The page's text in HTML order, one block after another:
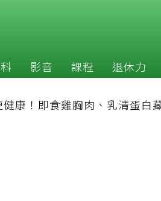
影音 課程 退休力
康！即食雞胸肉、乳清蛋白